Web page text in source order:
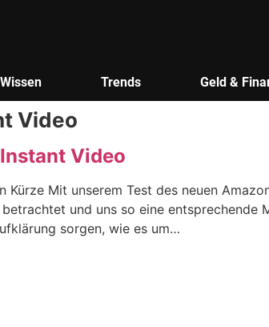
Wissen Trends Geld &
Video
Video
Mit unserem Test des neuen
und uns so eine
sorgen, wie es um…